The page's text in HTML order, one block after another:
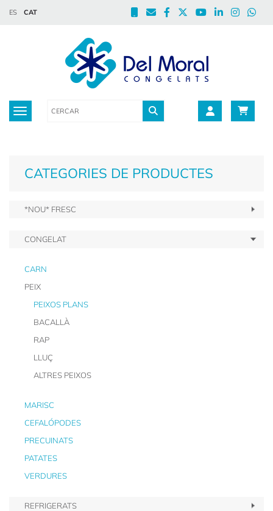
ES CAT
Toggle navigation
CATEGORIES DE PRODUCTES
*NOU* FRESC
CONGELAT
CARN
PEIX
PEIXOS PLANS
BACALLÀ
RAP
LLUÇ
ALTRES PEIXOS
MARISC
CEFALÓPODES
PRECUINATS
PATATES
VERDURES
REFRIGERATS